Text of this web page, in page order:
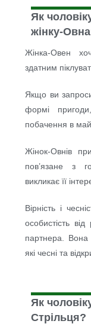
Як
жінку-
Жінка-Овен
здатним
Якщо ви
формі
побачення в
Жінок-Овнів
пов’язане з
викликає її
Вірність і
особистість
партнера. Вона
які чесні та
Як
Стрільця?